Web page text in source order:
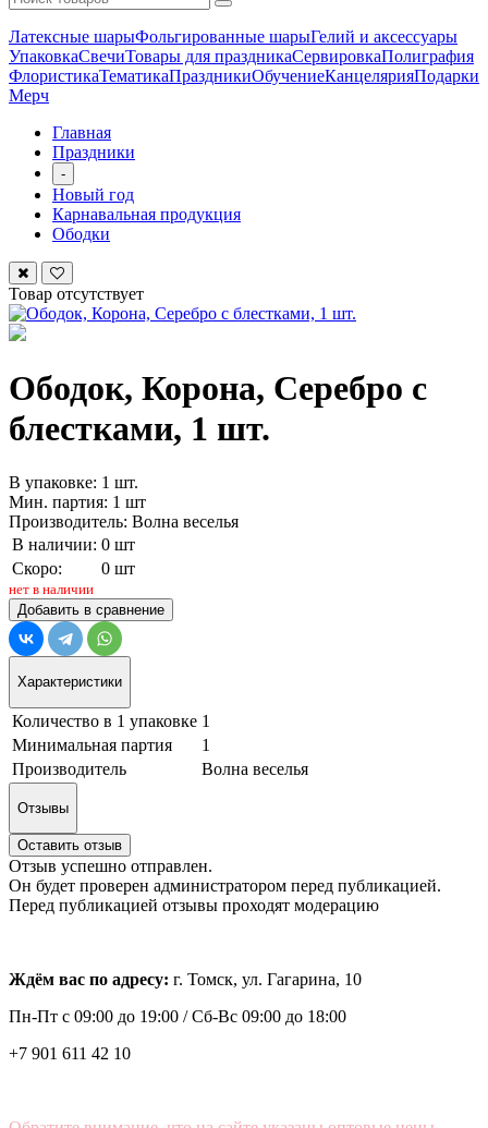
Латексные шарыФольгированные шарыГелий и аксессуары
УпаковкаСвечиТовары для праздникаСервировкаПолиграфия
ФлористикаТематикаПраздникиОбучениеКанцелярияПодарки
Мерч
Главная
Праздники
-
Новый год
Карнавальная продукция
Ободки
Товар отсутствует
Ободок, Корона, Серебро с
блестками, 1 шт.
В упаковке: 1 шт.
Мин. партия: 1 шт
Производитель: Волна веселья
В наличии: 0 шт
Скоро:
0 шт
нет в наличии
Добавить в сравнение
Характеристики
Количество в 1 упаковке 1
Минимальная партия
1
Производитель
Волна веселья
Отзывы
Оставить отзыв
Отзыв успешно отправлен.
Он будет проверен администратором перед публикацией.
Перед публикацией отзывы проходят модерацию
Ждём вас по адресу: г. Томск, ул. Гагарина, 10
Пн-Пт с 09:00 до 19:00 /Сб-Вс 09:00 до 18:00
+7 901 611 42 10